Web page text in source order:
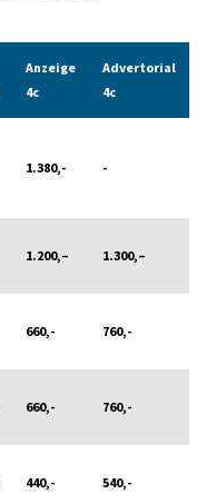
Anzeige
4c
Advertorial
4c
1.380,- -
1.200,– 1.300,–
660,- 760,-
660,- 760,-
440,- 540,-